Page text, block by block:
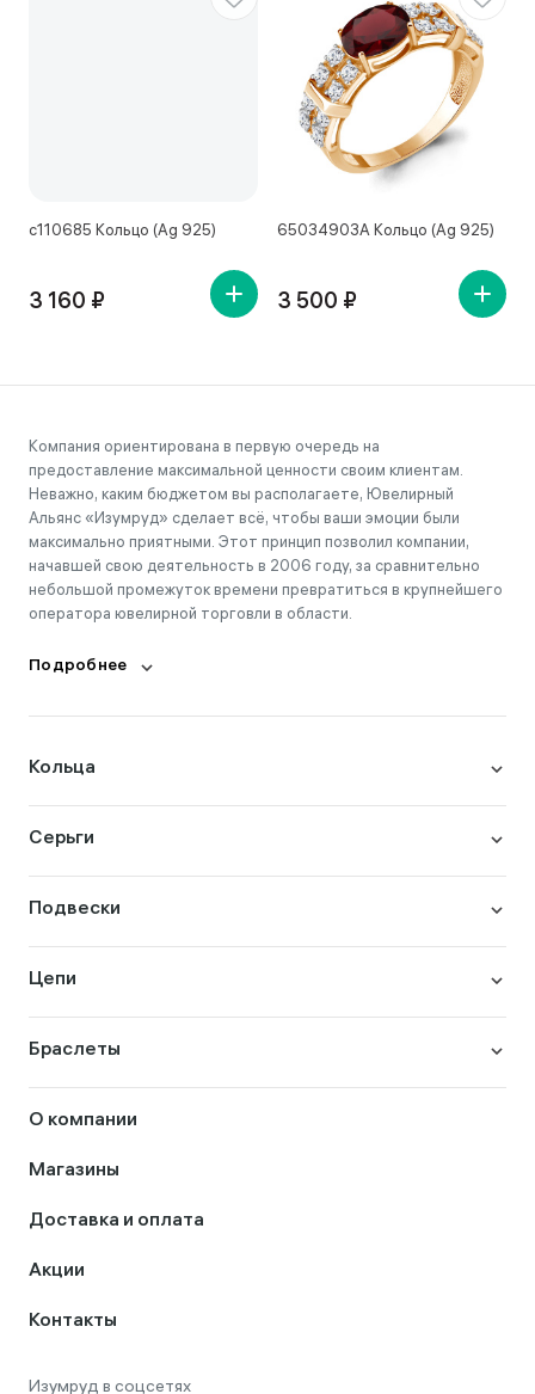
с110685 Кольцо (Ag 925)
3 160 ₽
65034903А Кольцо (Ag 925)
3 500 ₽
Компания ориентирована в первую очередь на
предоставление максимальной ценности своим клиентам.
Неважно, каким бюджетом вы располагаете, Ювелирный
Альянс «Изумруд» сделает всё, чтобы ваши эмоции были
максимально приятными. Этот принцип позволил компании,
начавшей свою деятельность в 2006 году, за сравнительно
небольшой промежуток времени превратиться в крупнейшего
оператора ювелирной торговли в области.
Подробнее
Кольца
Серьги
Подвески
Цепи
Браслеты
О компании
Магазины
Доставка и оплата
Акции
Контакты